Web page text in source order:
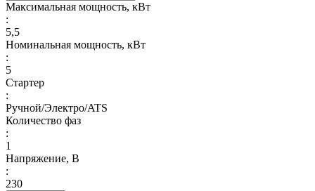
Максимальная мощность, кВт
:
5,5
Номинальная мощность, кВт
:
5
Стартер
:
Ручной/Электро/ATS
Количество фаз
:
1
Напряжение, В
:
230